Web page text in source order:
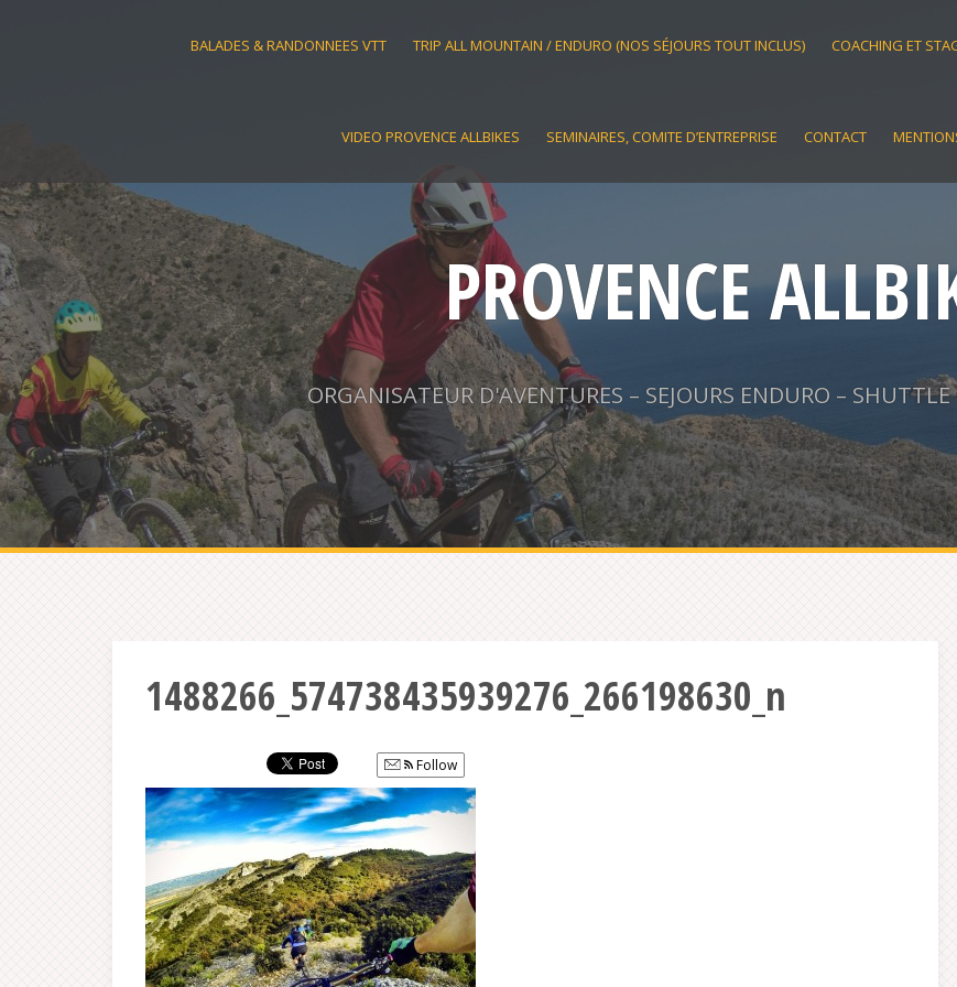
BALADES & RANDONNEES VTT TRIP ALL MOUNTAIN / ENDURO (NOS SÉJOURS TOUT INCLUS) COACHING ET
VIDEO PROVENCE ALLBIKES SEMINAIRES, COMITE D’ENTREPRISE CONTACT
PROVENCE
ORGANISATEUR D'AVENTURES – SEJOURS ENDURO – SHUTTLE
1488266_574738435939276_266198630_n
Follow